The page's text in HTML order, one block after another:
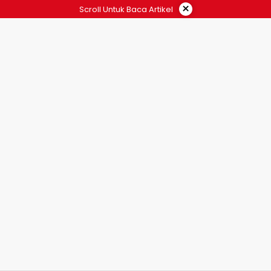
Scroll Untuk Baca Artikel ×